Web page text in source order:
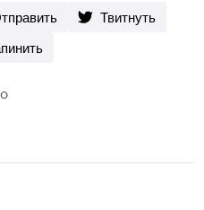
Твитнуть